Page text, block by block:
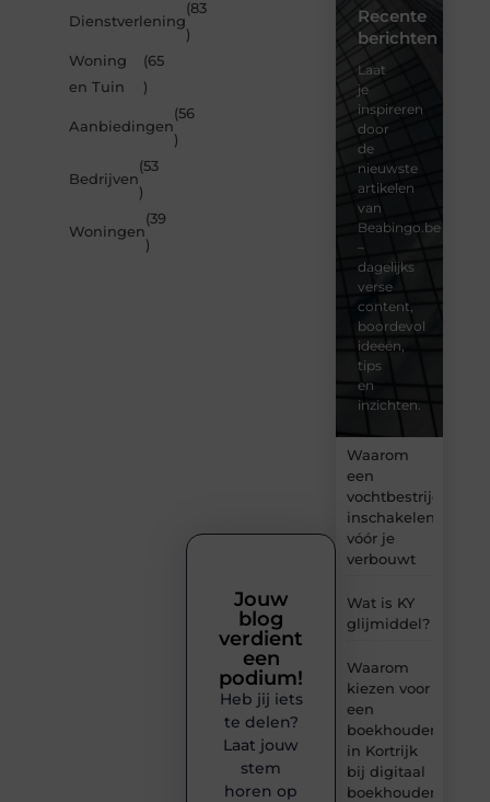
Dienstverlening
(83
)
Woning
en Tuin
(65
)
Aanbiedingen
(56
)
Bedrijven
(53
)
Woningen
(39
)
Recente
berichten
Laat
je
inspireren
door
de
nieuwste
artikelen
van
Beabingo.be
–
dagelijks
verse
content,
boordevol
ideeën,
tips
en
inzichten.
Waarom
een
inschakelen
vóór je
verbouwt
Wat is KY
glijmiddel?
Waarom
kiezen voor
een
boekhouder
in Kortrijk
bij digitaal
boekhouden?
Jouw
blog
verdient
een
podium!
Heb jij iets
te delen?
Laat jouw
stem
horen op